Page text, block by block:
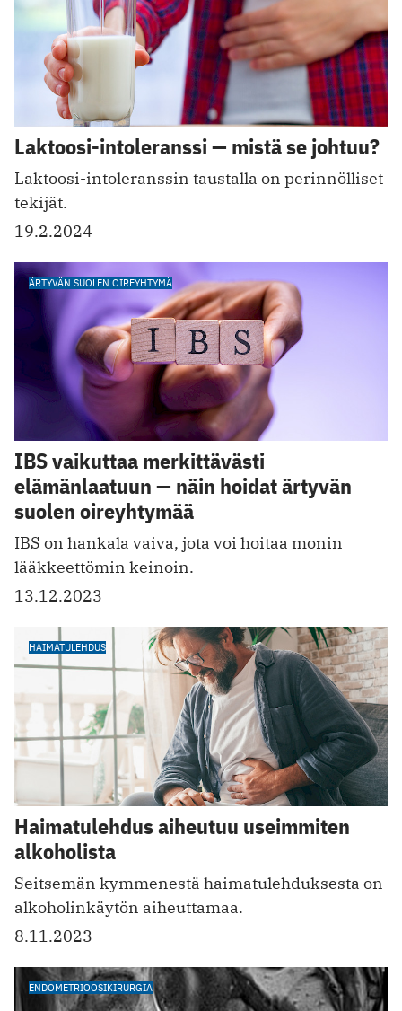
Laktoosi-intoleranssi — mistä se johtuu?
Laktoosi-intoleranssin taustalla on perinnölliset
tekijät.
19.2.2024
ÄRTYVÄN SUOLEN OIREYHTYMÄ
IBS vaikuttaa merkittävästi
elämänlaatuun — näin hoidat ärtyvän
suolen oireyhtymää
IBS on hankala vaiva, jota voi hoitaa monin
lääkkeettömin keinoin.
13.12.2023
HAIMATULEHDUS
Haimatulehdus aiheutuu useimmiten
alkoholista
Seitsemän kymmenestä haimatulehduksesta on
alkoholinkäytön aiheuttamaa.
8.11.2023
ENDOMETRIOOSIKIRURGIA